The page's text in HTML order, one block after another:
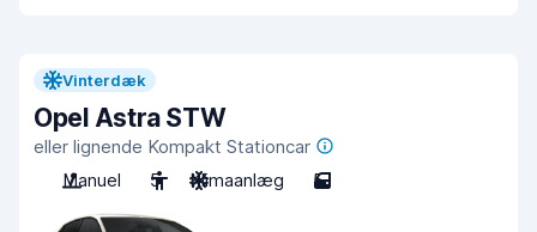
Vinterdæk
Opel Astra STW
eller lignende Kompakt Stationcar
Manuel
5 Klimaanlæg 5